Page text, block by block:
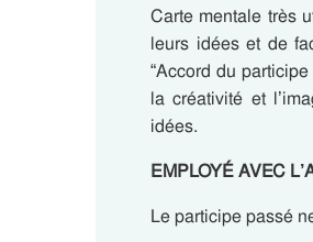
Carte mentale très
leurs idées et de
“Accord du
la créativité et
idées.
EMPLOYÉ AVEC
Le participe passé